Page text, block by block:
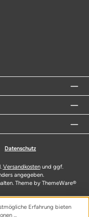
Datenschutz
Versandkostenund ggf.
angegeben.
Theme by ThemeWare®
Erfahrung bieten
...